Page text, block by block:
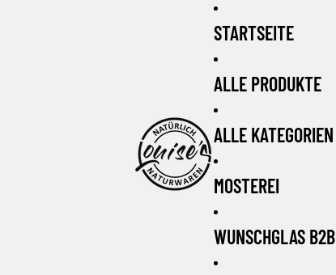
STARTSEITE
ALLE PRODUKTE
ALLE KATEGORIEN
MOSTEREI
WUNSCHGLAS B2B